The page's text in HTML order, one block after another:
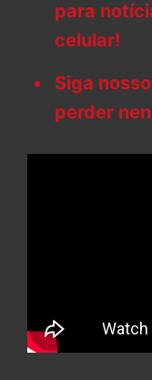
para
celular!
Siga
perder